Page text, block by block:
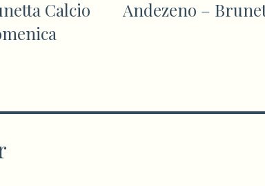
Calcio
Andezeno –